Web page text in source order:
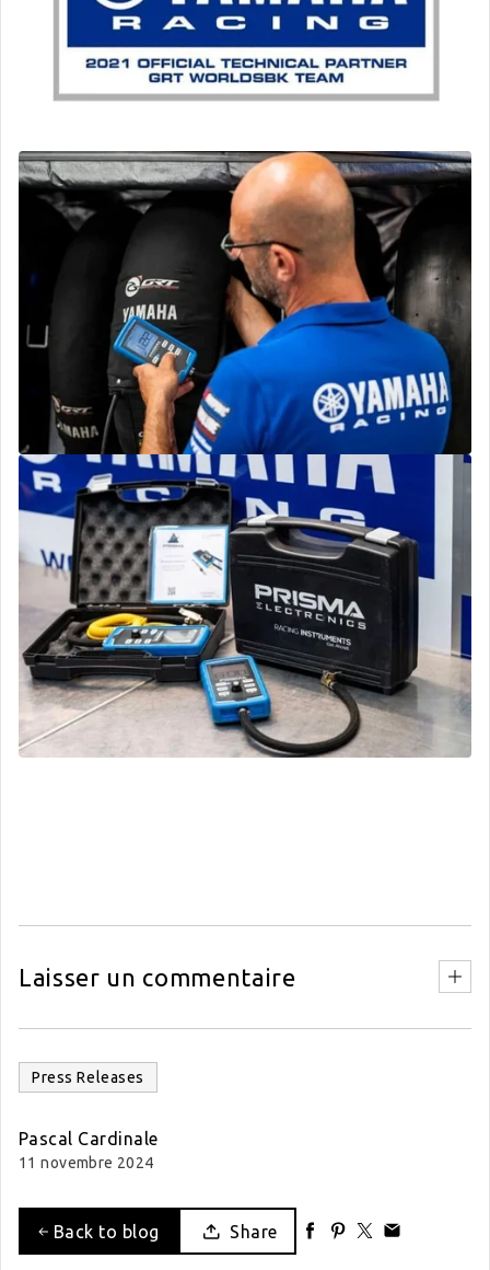
Laisser un commentaire
Press Releases
Pascal Cardinale
11 novembre 2024
Back to blog Share